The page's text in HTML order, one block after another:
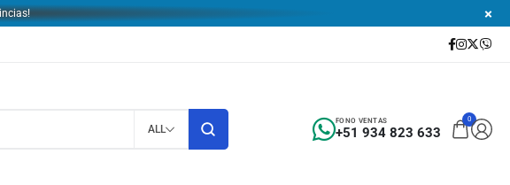
ALL +51 934 823 633
FONO VENTAS 0